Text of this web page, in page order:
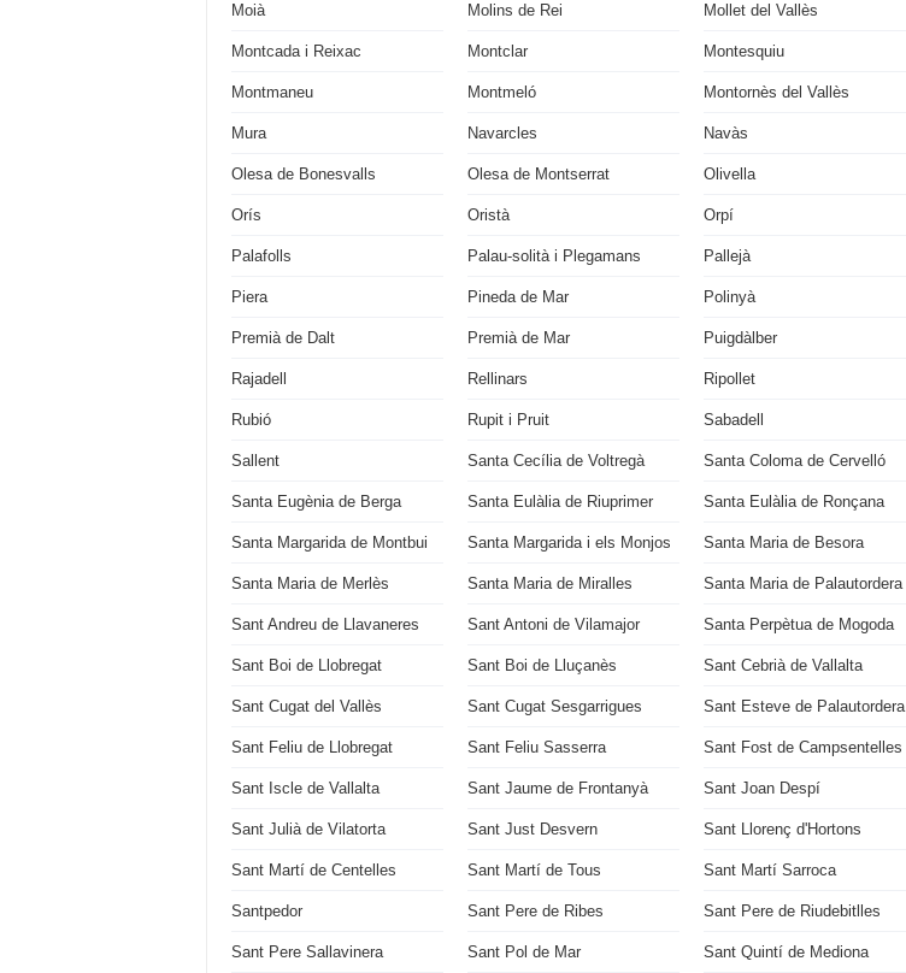
Moià Molins de Rei Mollet del Vallès
Montcada i Reixac Montclar Montesquiu
Montmaneu Montmeló Montornès del Vallès
Mura Navarcles Navàs
Olesa de Bonesvalls Olesa de Montserrat Olivella
Orís Oristà Orpí
Palafolls Palau-solità i Plegamans Pallejà
Piera Pineda de Mar Polinyà
Premià de Dalt Premià de Mar Puigdàlber
Rajadell Rellinars Ripollet
Rubió Rupit i Pruit Sabadell
Sallent Santa Cecília de Voltregà Santa Coloma de Cervelló
Santa Eugènia de Berga Santa Eulàlia de Riuprimer Santa Eulàlia de Ronçana
Santa Margarida de Montbui Santa Margarida i els Monjos Santa Maria de Besora
Santa Maria de Merlès Santa Maria de Miralles Santa Maria de Palautordera
Sant Andreu de Llavaneres Sant Antoni de Vilamajor Santa Perpètua de Mogoda
Sant Boi de Llobregat Sant Boi de Lluçanès Sant Cebrià de Vallalta
Sant Cugat del Vallès Sant Cugat Sesgarrigues Sant Esteve de Palautordera
Sant Feliu de Llobregat Sant Feliu Sasserra Sant Fost de Campsentelles
Sant Iscle de Vallalta Sant Jaume de Frontanyà Sant Joan Despí
Sant Julià de Vilatorta Sant Just Desvern Sant Llorenç d'Hortons
Sant Martí de Centelles Sant Martí de Tous Sant Martí Sarroca
Santpedor Sant Pere de Ribes Sant Pere de Riudebitlles
Sant Pere Sallavinera Sant Pol de Mar Sant Quintí de Mediona